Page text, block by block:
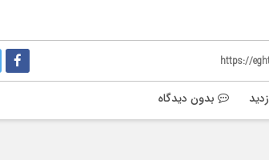
https://
بدون دیدگاه